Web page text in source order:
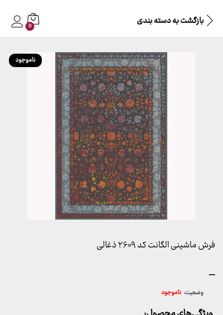
بازگشت بهدسته بندی 0
ناموجود
فرش ماشینی الگانت کد ۲۶۰۹ ذغالی
–محدوده
قیمت:
699,000 تومان
تا
وضعیت: ناموجود